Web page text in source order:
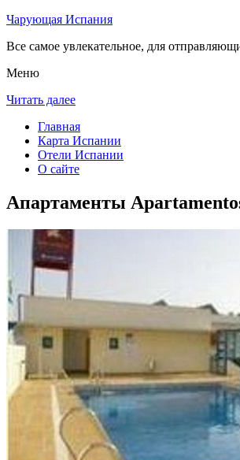
Чарующая Испания
Все самое увлекательное, для
Меню
Читать далее
Главная
Карта Испании
Отели Испании
О сайте
Апартаменты